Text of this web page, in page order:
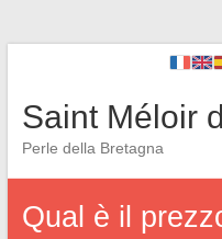
Saint Méloir
Perle della Bretagna
Qual è il